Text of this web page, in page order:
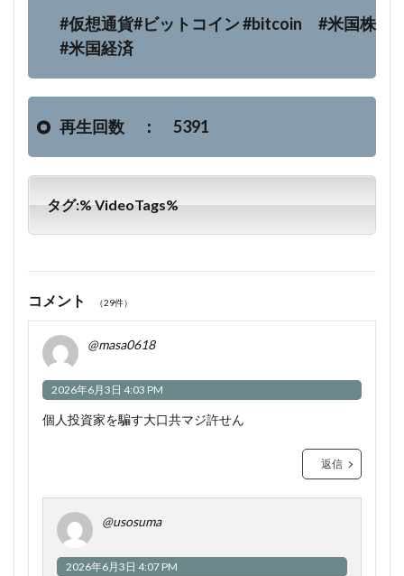
#仮想通貨#ビットコイン #bitcoin #米国株
#米国経済
再生回数 ： 5391
タグ:% VideoTags%
コメント （29件）
@masa0618
2026年6月3日 4:03 PM
個人投資家を騙す大口共マジ許せん
返信
@usosuma
2026年6月3日 4:07 PM